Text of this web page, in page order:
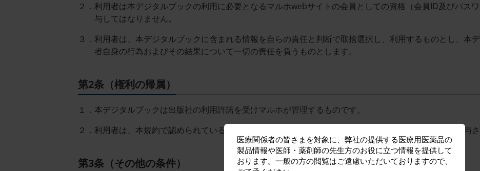
２．利用者は本デジタルブックの利用に必要となるマルホwebサイトの会員としての資格（会員ID及びパス
与してはなりません。
３．利用者は、本デジタルブックに含まれる情報を自らの責任と判断で取捨選択し、利用するものとし、本
者自身の行為およびその結果について一切の責任を負うものとします。
第2条（権利の帰属）
１．本デジタルブックは出版社の利用許諾を受けマルホが管理するものです。
２．利用者は、本規約で認められている限定的な範囲において本デジタルブックを利用する権利のみを付与さ
第3条（その他の条件）